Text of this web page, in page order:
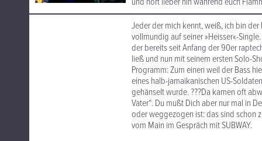
Jeder der mich kennt, weiß, ich bin
vollmundig auf seiner »Heisser«-
der bereits seit Anfang der 90er
ließ und nun mit seinem ersten Solo-
Programm: Zum einen weil der Bass
eines halb-jamaikanischen US-
gehänselt wurde. ???Da kamen oft
Vater“. Du mußt Dich aber nur mal in
oder weggezogen ist: das sind schon
vom Main im Gespräch mit SUBWAY.